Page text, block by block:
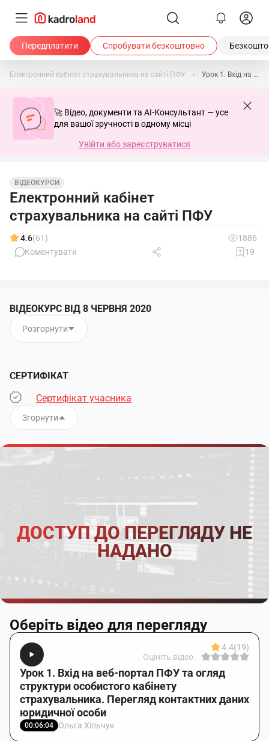
Передплатити Спробувати безкоштовно
Електронний кабінет страхувальника на сайті ПФУ Урок 1. Вхід на веб-портал ПФУ та огляд структури особистого кабінету страхувальника. Перегляд контактних даних юридичної особи
🚀 Відео, документи та AI-Консультант — усе
для вашої зручності в одному місці
Увійти або зареєструватися
ВІДЕОКУРСИ
Електронний кабінет
страхувальника на сайті ПФУ
4.6(61)
1886
Коментувати
19
ВІДЕОКУРС ВІД 8 ЧЕРВНЯ 2020
Розгорнути
СЕРТИФІКАТ
Сертифікат учасника
Згорнути
ДОСТУП ДО ПЕРЕГЛЯДУ НЕ
НАДАНО
Оберіть відео для перегляду
4.4(19)
Оцініть відео:
Урок 1. Вхід на веб-портал ПФУ та огляд
структури особистого кабінету
страхувальника. Перегляд контактних даних
юридичної особи
00:06:04 Ольга Хільчук